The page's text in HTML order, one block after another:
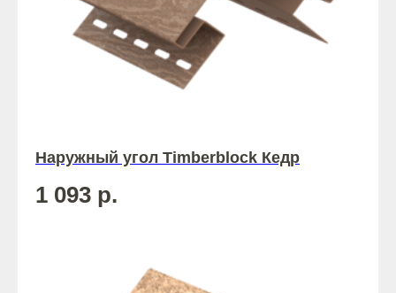
Наружный угол Timberblock Кедр
1 093 р.